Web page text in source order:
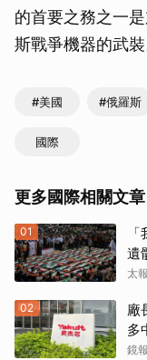
的首要之務之一
斯戰爭機器的武裝
#美國 #俄羅斯
國際
更多國際相關文章
01
遺
太報
02
廠
多
鏡報